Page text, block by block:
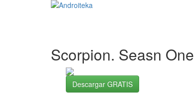
Scorpion. Seasn One
Descargar GRATIS